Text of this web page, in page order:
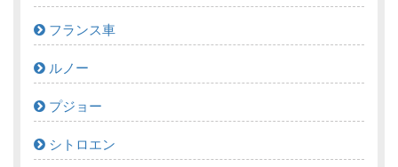
フランス車
ルノー
プジョー
シトロエン